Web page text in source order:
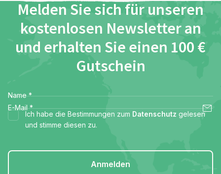
Melden Sie sich für unseren
kostenlosen Newsletter an
und erhalten Sie einen 100 €
Gutschein
Name *
E-Mail *
Ich habe die Bestimmungen zum Datenschutz gelesen
und stimme diesen zu.
Anmelden